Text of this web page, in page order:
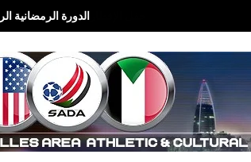
الدورة الرمضانية
حفل الإفطار الرمضاني السنوي